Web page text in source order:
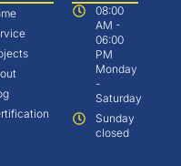
08:00
AM -
06:00
PM
Monday
-
Saturday
Sunday
closed